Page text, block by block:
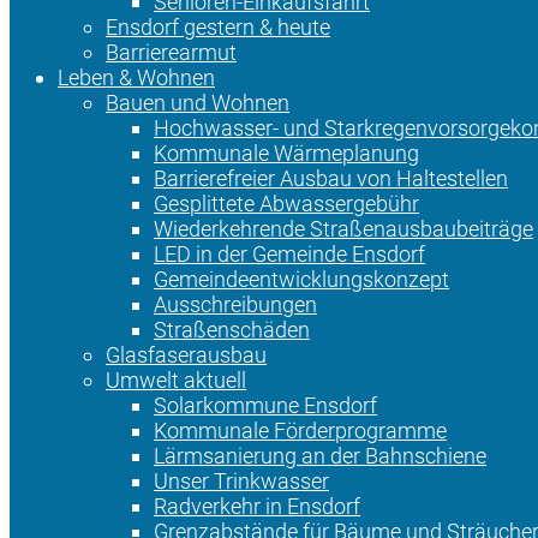
Ensdorf gestern & heute
Barrierearmut
Leben & Wohnen
Bauen und Wohnen
Hochwasser- und
Kommunale Wärmeplanung
Barrierefreier Ausbau von Haltestellen
Gesplittete Abwassergebühr
Wiederkehrende Straßenausbaubeiträge
LED in der Gemeinde Ensdorf
Gemeindeentwicklungskonzept
Ausschreibungen
Straßenschäden
Glasfaserausbau
Umwelt aktuell
Solarkommune Ensdorf
Kommunale Förderprogramme
Lärmsanierung an der Bahnschiene
Unser Trinkwasser
Radverkehr in Ensdorf
Grenzabstände für Bäume und Sträucher